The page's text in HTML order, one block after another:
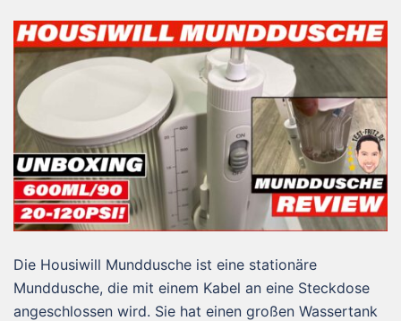
Die Housiwill Munddusche ist eine stationäre
Munddusche, die mit einem Kabel an eine Steckdose
angeschlossen wird. Sie hat einen großen Wassertank